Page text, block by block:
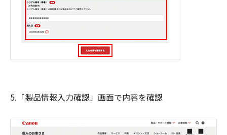
5.「製品情報入力確認」画面で内容を確認